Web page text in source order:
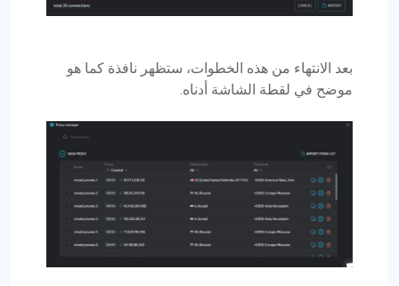
بعد الانتهاء من هذه الخطوات، ستظهر نافذة كما هو
موضح في لقطة الشاشة أدناه.